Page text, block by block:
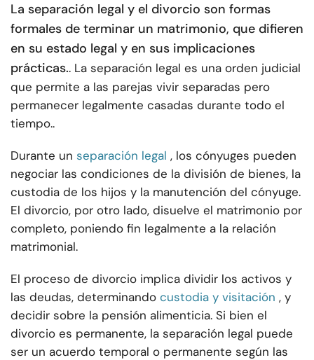
La separación legal y el divorcio son formas
formales de terminar un matrimonio, que difieren
en su estado legal y en sus implicaciones
prácticas.. La separación legal es una orden judicial
que permite a las parejas vivir separadas pero
permanecer legalmente casadas durante todo el
tiempo..
Durante un separación legal , los cónyuges pueden
negociar las condiciones de la división de bienes, la
custodia de los hijos y la manutención del cónyuge.
El divorcio, por otro lado, disuelve el matrimonio por
completo, poniendo fin legalmente a la relación
matrimonial.
El proceso de divorcio implica dividir los activos y
las deudas, determinando custodia y visitación , y
decidir sobre la pensión alimenticia. Si bien el
divorcio es permanente, la separación legal puede
ser un acuerdo temporal o permanente según las